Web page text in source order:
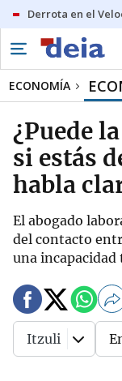
Derrota en el
ECONOMÍA
¿Puede
si estás
habla
El abogado
del contacto
una
Itzuli